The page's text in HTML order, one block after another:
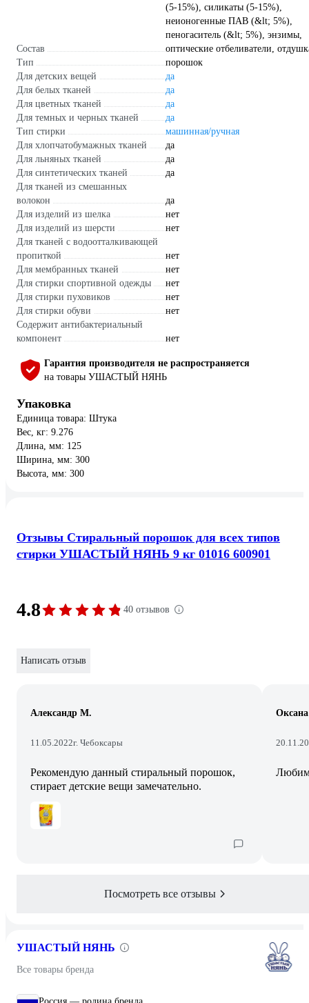
Состав
(5-15%), силикаты (5-15%),
неионогенные ПАВ (&lt; 5%),
пеногаситель (&lt; 5%), энзимы,
оптические отбеливатели,
Тип
порошок
Для детских вещей
да
Для белых тканей
да
Для цветных тканей
да
Для темных и черных тканей
да
Тип стирки
машинная/ручная
Для хлопчатобумажных тканей
да
Для льняных тканей
да
Для синтетических тканей
да
Для тканей из смешанных
волокон
да
Для изделий из шелка
нет
Для изделий из шерсти
нет
Для тканей с водоотталкивающей
пропиткой
нет
Для мембранных тканей
нет
Для стирки спортивной одежды
нет
Для стирки пуховиков
нет
Для стирки обуви
нет
Содержит антибактериальный
компонент
нет
Гарантия производителя не распространяется
на товары УШАСТЫЙ НЯНЬ
Упаковка
Единица товара: Штука
Вес, кг: 9.276
Длина, мм: 125
Ширина, мм: 300
Высота, мм: 300
Отзывы Стиральный порошок для всех типов
стирки УШАСТЫЙ НЯНЬ 9 кг 01016 600901
4.8 40 отзывов
Написать отзыв
Александр М.
11.05.2022г. Чебоксары
Рекомендую данный стиральный порошок,
стирает детские вещи замечательно.
Оксана
Посмотреть все отзывы
УШАСТЫЙ НЯНЬ
Все товары бренда